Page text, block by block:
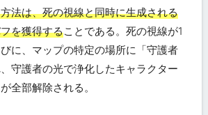
法は、死の視線と同時に生成される
を獲得することである。死の視線が1
に、マップの特定の場所に「守護者
守護者の光で浄化したキャラクター
全部解除される。